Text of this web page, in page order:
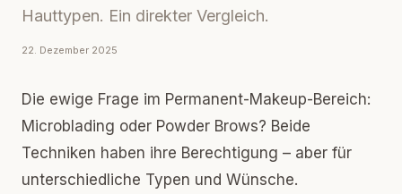
Hauttypen. Ein direkter Vergleich.
22. Dezember 2025
Die ewige Frage im Permanent-Makeup-Bereich:
Microblading oder Powder Brows? Beide
Techniken haben ihre Berechtigung – aber für
unterschiedliche Typen und Wünsche.